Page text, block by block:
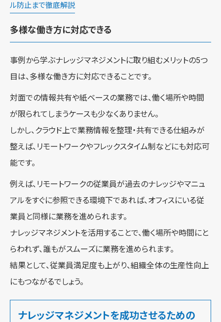
ル防止まで徹底解説
多様な働き方に対応できる
事例から学ぶナレッジマネジメントに取り組むメリットの5つ
目は、多様な働き方に対応できることです。
対面での情報共有や紙ベースの業務では、働く場所や時間
が限られてしまうケースも少なくありません。
しかし、クラウド上で業務情報を整理・共有できる仕組みが
整えば、リモートワークやフレックスタイム制などにも対応可
能です。
例えば、リモートワークの従業員が過去のナレッジやマニュ
アルをすぐに参照できる環境下であれば、オフィスにいる従
業員と同様に業務を進められます。
ナレッジマネジメントを活用することで、働く場所や時間にと
らわれず、誰もがスムーズに業務を進められます。
結果として、従業員満足度も上がり、組織全体の生産性向上
にもつながるでしょう。
ナレッジマネジメントを成功させるための